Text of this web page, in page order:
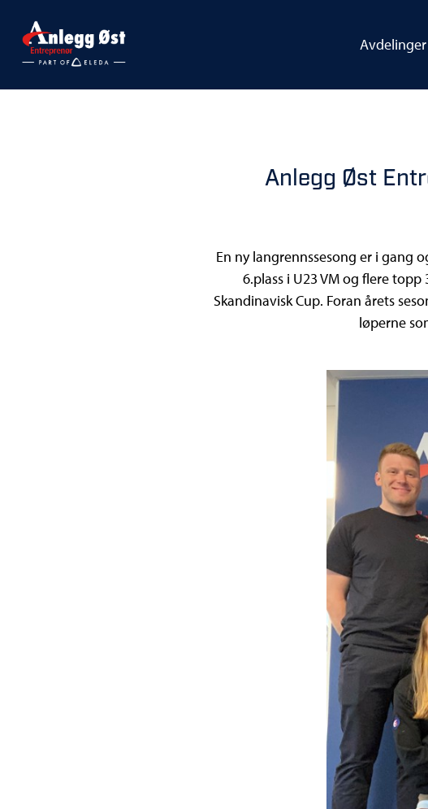
Avdelinger
Anlegg Øst
En ny langrennssesong er i gang
6.plass i U23 VM og flere
Skandinavisk Cup. Foran årets
løperne